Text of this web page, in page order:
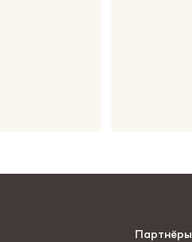
Партнёры